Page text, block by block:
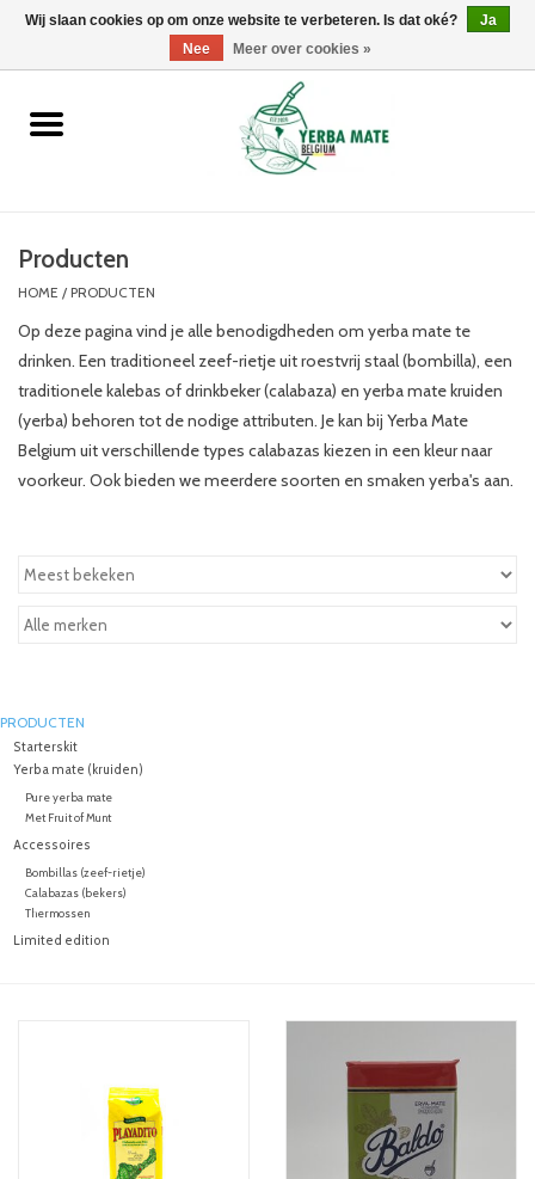
0 Artikelen - €0,00
Home
Producten
Merken
Producten
HOME / PRODUCTEN
Op deze pagina vind je alle benodigdheden om yerba mate te
drinken. Een traditioneel zeef-rietje uit roestvrij staal (bombilla), een
traditionele kalebas of drinkbeker (calabaza) en yerba mate kruiden
(yerba) behoren tot de nodige attributen. Je kan bij Yerba Mate
Belgium uit verschillende types calabazas kiezen in een kleur naar
voorkeur. Ook bieden we meerdere soorten en smaken yerba's aan.
PRODUCTEN
Starterskit
Yerba mate (kruiden)
Pure yerba mate
Met Fruit of Munt
Accessoires
Bombillas (zeef-rietje)
Calabazas (bekers)
Thermossen
Limited edition
Wij slaan cookies op om onze website te verbeteren. Is dat oké?
Ja
Nee
Meer over cookies »